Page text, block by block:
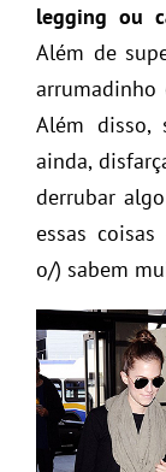
legging ou
Além de
arrumadinho
Além disso,
ainda,
derrubar
essas
o/) sabem